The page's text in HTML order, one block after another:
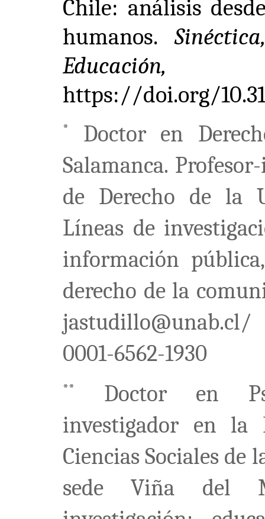
Chile: análisis
humanos.
Educación,
https://doi.org/
*
Doctor en
Salamanca.
de Derecho de la
Líneas de
información
derecho de la
0001-6562-1930
**
Doctor en
investigador en la
Ciencias Sociales de
sede Viña del